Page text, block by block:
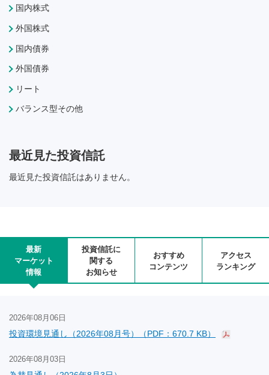
国内株式
外国株式
国内債券
外国債券
リート
バランス型その他
最近見た投資信託
最近見た投資信託はありません。
最新
マーケット
情報
投資信託に
関する
お知らせ
おすすめ
コンテンツ
アクセス
ランキング
2026年08月06日
投資環境見通し（2026年08月号）（PDF：670.7 KB）
2026年08月03日